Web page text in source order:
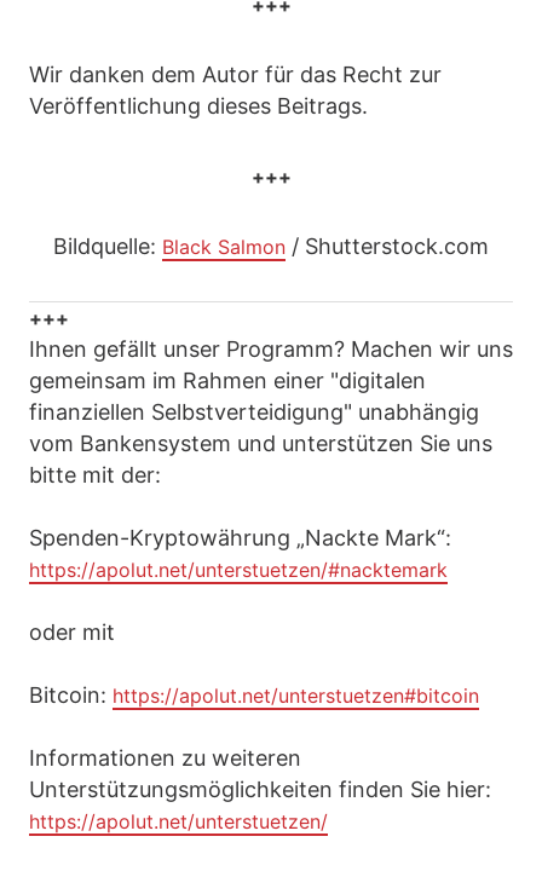
+++
Wir danken dem Autor für das Recht zur
Veröffentlichung dieses Beitrags.
+++
Bildquelle: Black Salmon / Shutterstock.com
+++
Ihnen gefällt unser Programm? Machen wir uns
gemeinsam im Rahmen einer "digitalen
finanziellen Selbstverteidigung" unabhängig
vom Bankensystem und unterstützen Sie uns
bitte mit der:
Spenden-Kryptowährung „Nackte Mark“:
https://apolut.net/unterstuetzen/#nacktemark
oder mit
Bitcoin: https://apolut.net/unterstuetzen#bitcoin
Informationen zu weiteren
Unterstützungsmöglichkeiten finden Sie hier:
https://apolut.net/unterstuetzen/